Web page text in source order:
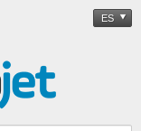
ES